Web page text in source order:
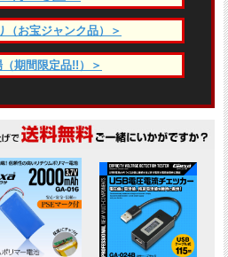
（お宝ジャンク品）＞
期間限定品!!）＞